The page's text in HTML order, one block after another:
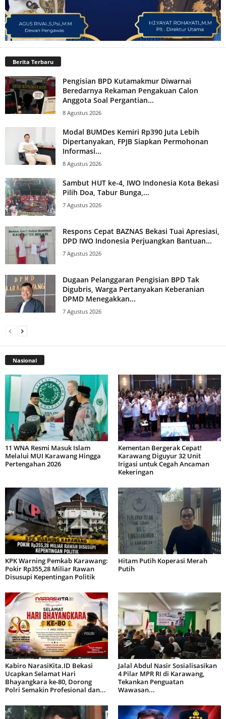
Berita Terbaru
Pengisian BPD Kutamakmur Diwarnai
Beredarnya Rekaman Pengakuan Calon
Anggota Soal Pergantian...
8 Agustus 2026
Modal BUMDes Kemiri Rp390 Juta Lebih
Dipertanyakan, FPJB Siapkan Permohonan
Informasi...
8 Agustus 2026
Sambut HUT ke-4, IWO Indonesia Kota Bekasi
Pilih Doa, Tabur Bunga,...
7 Agustus 2026
Respons Cepat BAZNAS Bekasi Tuai Apresiasi,
DPD IWO Indonesia Perjuangkan Bantuan...
7 Agustus 2026
Dugaan Pelanggaran Pengisian BPD Tak
Digubris, Warga Pertanyakan Keberanian
DPMD Menegakkan...
7 Agustus 2026
Nasional
11 WNA Resmi Masuk Islam
Melalui MUI Karawang Hingga
Pertengahan 2026
Kementan Bergerak Cepat!
Karawang Diguyur 32 Unit
Irigasi untuk Cegah Ancaman
Kekeringan
KPK Warning Pemkab Karawang:
Pokir Rp355,28 Miliar Rawan
Disusupi Kepentingan Politik
Hitam Putih Koperasi Merah
Putih
Kabiro NarasiKita.ID Bekasi
Ucapkan Selamat Hari
Bhayangkara ke-80, Dorong
Polri Semakin Profesional dan...
Jalal Abdul Nasir Sosialisasikan
4 Pilar MPR RI di Karawang,
Tekankan Penguatan
Wawasan...